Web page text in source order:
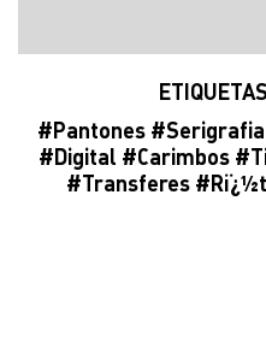
#Pantones #Serigrafia
#Digital #Carimbos#
#Transferes #